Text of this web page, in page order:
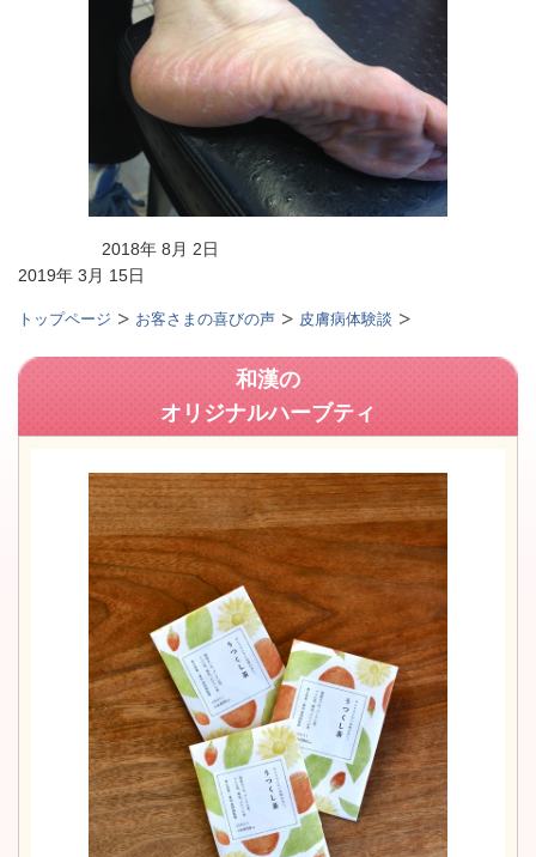
2018年 8月 2日
2019年 3月 15日
トップページ お客さまの喜びの声 皮膚病体験談
和漢の
オリジナルハーブティ